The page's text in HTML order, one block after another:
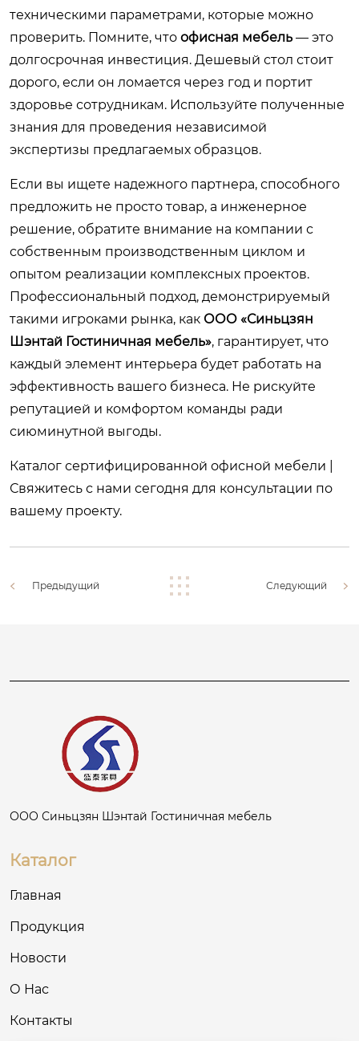
техническими параметрами, которые можно
проверить. Помните, что офисная мебель — это
долгосрочная инвестиция. Дешевый стол стоит
дорого, если он ломается через год и портит
здоровье сотрудникам. Используйте полученные
знания для проведения независимой
экспертизы предлагаемых образцов.
Если вы ищете надежного партнера, способного
предложить не просто товар, а инженерное
решение, обратите внимание на компании с
собственным производственным циклом и
опытом реализации комплексных проектов.
Профессиональный подход, демонстрируемый
такими игроками рынка, как ООО «Синьцзян
Шэнтай Гостиничная мебель», гарантирует, что
каждый элемент интерьера будет работать на
эффективность вашего бизнеса. Не рискуйте
репутацией и комфортом команды ради
сиюминутной выгоды.
Каталог сертифицированной офисной мебели
Свяжитесь с нами сегодня для консультации по
вашему проекту.
Предыдущий Следующий
ООО Синьцзян Шэнтай Гостиничная мебель
Каталог
Главная
Продукция
Новости
О Нас
Контакты